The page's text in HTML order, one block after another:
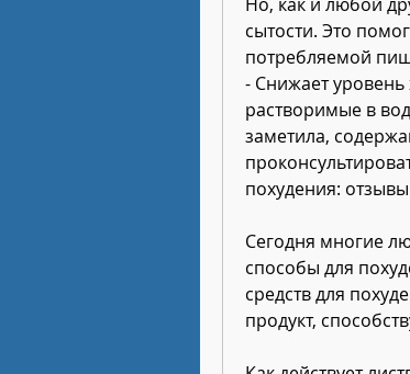
сытости. Это
потребляемой
- Снижает уровень
растворимые в
заметила,
похудения:
Сегодня многие
способы для
средств для
продукт,